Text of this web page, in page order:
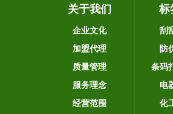
关于我们
企业文化
加盟代理
质量管理
服务理念
经营范围
标
刮
防
条码
电
化